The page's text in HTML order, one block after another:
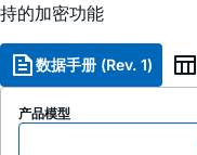
持的加密功能
数据手册 (Rev. 1)
产品模型